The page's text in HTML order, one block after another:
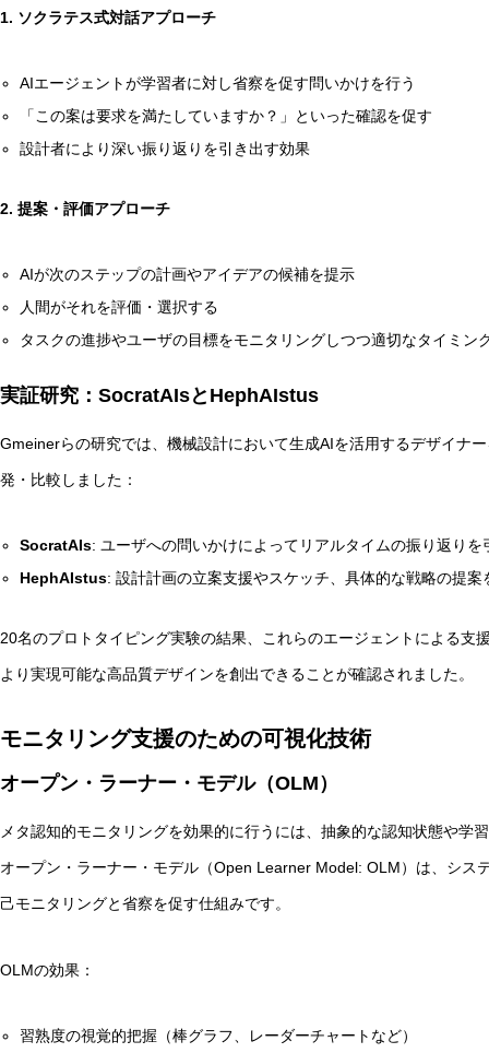
1. ソクラテス式対話アプローチ
AIエージェントが学習者に対し省察を促す問いかけを行う
「この案は要求を満たしていますか？」といった確認を促す
設計者により深い振り返りを引き出す効果
2. 提案・評価アプローチ
AIが次のステップの計画やアイデアの候補を提示
人間がそれを評価・選択する
タスクの進捗やユーザの目標をモニタリングしつつ適切なタイミン
実証研究：SocratAIsとHephAIstus
Gmeinerらの研究では、機械設計において生成AIを活用するデザイナ
発・比較しました：
SocratAIs: ユーザへの問いかけによってリアルタイムの振り返りを
HephAIstus: 設計計画の立案支援やスケッチ、具体的な戦略の提案
20名のプロトタイピング実験の結果、これらのエージェントによる支
より実現可能な高品質デザインを創出できることが確認されました。
モニタリング支援のための可視化技術
オープン・ラーナー・モデル（OLM）
メタ認知的モニタリングを効果的に行うには、抽象的な認知状態や学
オープン・ラーナー・モデル（Open Learner Model: OLM）は、シス
己モニタリングと省察を促す仕組みです。
OLMの効果：
習熟度の視覚的把握（棒グラフ、レーダーチャートなど）